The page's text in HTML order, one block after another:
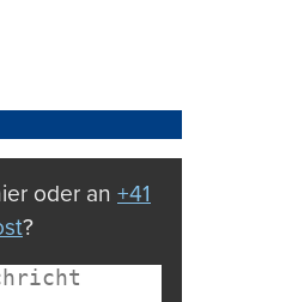
oder an +41
?